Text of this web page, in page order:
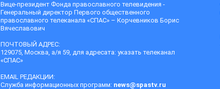
Вице-президент Фонда православного телевидения -
Генеральный директор Первого общественного
православного телеканала «СПАС» – Корчевников Борис
Вячеславович
ПОЧТОВЫЙ АДРЕС:
129075, Москва, а/я 59, для адресата: указать телеканал
«СПАС»
EMAIL РЕДАКЦИИ:
Служба информационных программ: news@spastv.ru